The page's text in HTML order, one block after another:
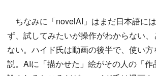
ちなみに「novelAI」はまだ日本語に
ず、試してみたいが操作がわからない、
ない。ハイド氏は動画の後半で、使い
説。AIに「描かせた」絵がその人の「